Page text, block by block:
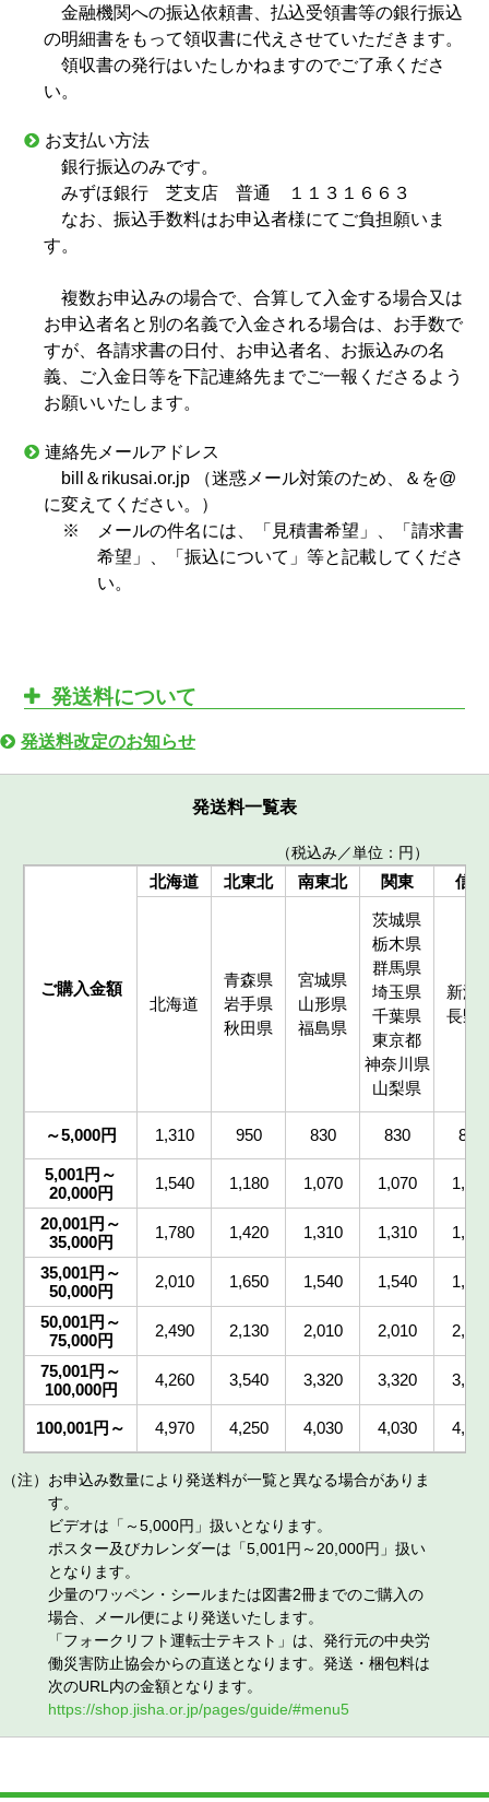
金融機関への振込依頼書、払込受領書等の銀行振込
の明細書をもって領収書に代えさせていただきます。
領収書の発行はいたしかねますのでご了承くださ
い。
お支払い方法
銀行振込のみです。
みずほ銀行 芝支店 普通 １１３１６６３
なお、振込手数料はお申込者様にてご負担願いま
す。
複数お申込みの場合で、合算して入金する場合又は
お申込者名と別の名義で入金される場合は、お手数で
すが、各請求書の日付、お申込者名、お振込みの名
義、ご入金日等を下記連絡先までご一報くださるよう
お願いいたします。
連絡先メールアドレス
bill＆rikusai.or.jp （迷惑メール対策のため、＆を@
に変えてください。）
※
メールの件名には、「見積書希望」、「請求書
希望」、「振込について」等と記載してくださ
い。
発送料について
発送料改定のお知らせ
発送料一覧表
（税込み／単位：円）
ご購入金額
北海道 北東北 南東北 関東 信越
北海道
青森県
岩手県
秋田県
宮城県
山形県
福島県
茨城県
栃木県
群馬県
埼玉県
千葉県
東京都
神奈川県
山梨県
新潟
長野
～5,000円 1,310 950 830 830 830
5,001円～
20,000円
1,540 1,180 1,070 1,070
20,001円～
35,000円
1,780 1,420 1,310 1,310
35,001円～
50,000円
2,010 1,650 1,540 1,540
50,001円～
75,000円
2,490 2,130 2,010 2,010
75,001円～
100,000円
4,260 3,540 3,320 3,320
100,001円～ 4,970 4,250 4,030 4,030
（注）お申込み数量により発送料が一覧と異なる場合がありま
す。
ビデオは「～5,000円」扱いとなります。
ポスター及びカレンダーは「5,001円～20,000円」扱い
となります。
少量のワッペン・シールまたは図書2冊までのご購入の
場合、メール便により発送いたします。
「フォークリフト運転士テキスト」は、発行元の中央労
働災害防止協会からの直送となります。発送・梱包料は
次のURL内の金額となります。
https://shop.jisha.or.jp/pages/guide/#menu5